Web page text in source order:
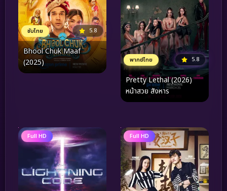
ซับไทย 5.8
Bhool Chuk Maaf
(2025)
พากย์ไทย 5.8
Pretty Lethal (2026)
หน้าสวย สังหาร
Full HD Full HD